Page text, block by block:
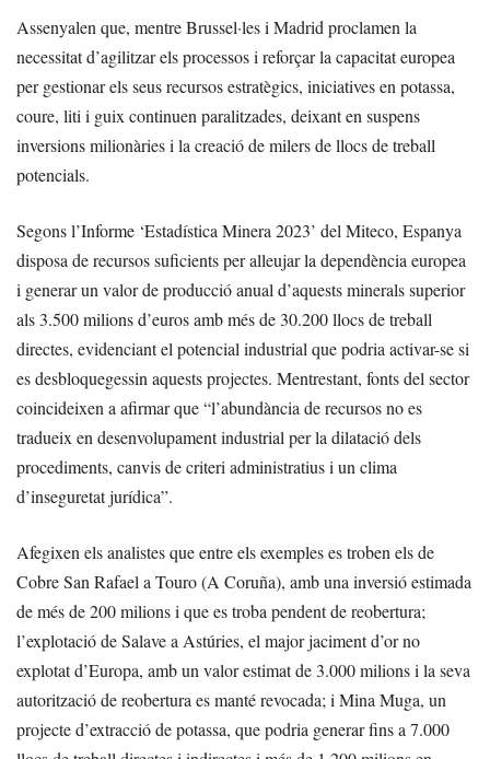
Assenyalen que, mentre Brussel·les i Madrid proclamen la
necessitat d’agilitzar els processos i reforçar la capacitat europea
per gestionar els seus recursos estratègics, iniciatives en potassa,
coure, liti i guix continuen paralitzades, deixant en suspens
inversions milionàries i la creació de milers de llocs de treball
potencials.
Segons l’Informe ‘Estadística Minera 2023’ del Miteco, Espanya
disposa de recursos suficients per alleujar la dependència europea
i generar un valor de producció anual d’aquests minerals superior
als 3.500 milions d’euros amb més de 30.200 llocs de treball
directes, evidenciant el potencial industrial que podria activar-se si
es desbloquegessin aquests projectes. Mentrestant, fonts del sector
coincideixen a afirmar que “l’abundància de recursos no es
tradueix en desenvolupament industrial per la dilatació dels
procediments, canvis de criteri administratius i un clima
d’inseguretat jurídica”.
Afegixen els analistes que entre els exemples es troben els de
Cobre San Rafael a Touro (A Coruña), amb una inversió estimada
de més de 200 milions i que es troba pendent de reobertura;
l’explotació de Salave a Astúries, el major jaciment d’or no
explotat d’Europa, amb un valor estimat de 3.000 milions i la seva
autorització de reobertura es manté revocada; i Mina Muga, un
projecte d’extracció de potassa, que podria generar fins a 7.000